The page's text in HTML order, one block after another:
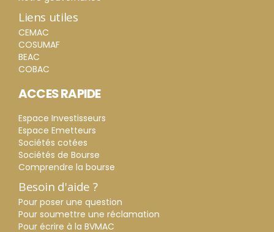
Liens utiles
CEMAC
COSUMAF
BEAC
COBAC
ACCES RAPIDE
Espace Investisseurs
Espace Emetteurs
Sociétés cotées
Sociétés de Bourse
Comprendre la bourse
Besoin d'aide ?
Pour poser une question
Pour soumettre une réclamation
Pour écrire à la BVMAC